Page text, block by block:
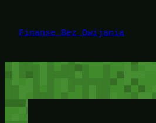
treści
Finanse Bez Owijania